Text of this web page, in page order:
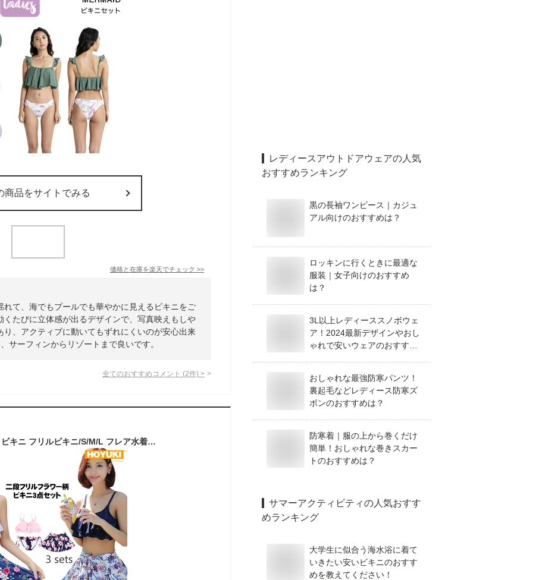
商品をサイトでみる
価格と在庫を楽天でチェック >>
て、海でもプールでも華やかに見えるビキニをご
たびに立体感が出るデザインで、写真映えもしや
、アクティブに動いてもずれにくいのが安心出来
サーフィンからリゾートまで良いです。
全てのおすすめコメント (2件) >
水着 レディース 水着 ビキニ フリルビキニ/S/M/L フレア水着 花柄 3点セット スカート 通販 ビーチ トレンド セパレート リゾート ママ 水着 体型カバー 女の子 小胸 クール ワイヤービキニ セクシー パッド付き 厚い生地
レディースアウトドアウェアの人気
おすすめランキング
黒の長袖ワンピース｜カジュ
アル向けのおすすめは？
ロッキンに行くときに最適な
服装｜女子向けのおすすめ
は？
3L以上レディーススノボウェ
ア！2024最新デザインやおし
ゃれで安いウェアのおすすめ
おしゃれな最強防寒パンツ！
裏起毛などレディース防寒ズ
ボンのおすすめは？
防寒着｜服の上から巻くだけ
簡単！おしゃれな巻きスカー
トのおすすめは？
サマーアクティビティの人気おすす
めランキング
大学生に似合う海水浴に着て
いきたい安いビキニのおすす
めを教えてください！